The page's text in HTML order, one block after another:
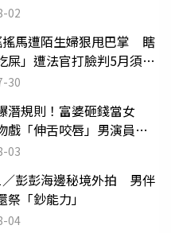
02
搖馬遭陌生婦狠甩巴掌 瞎
屎」遭法官打臉判5月須入
30
潛規則！富婆砸錢當女
「伸舌咬唇」男演員崩
03
／彭彭海邊秘境外拍 男伴
祭「鈔能力」
04